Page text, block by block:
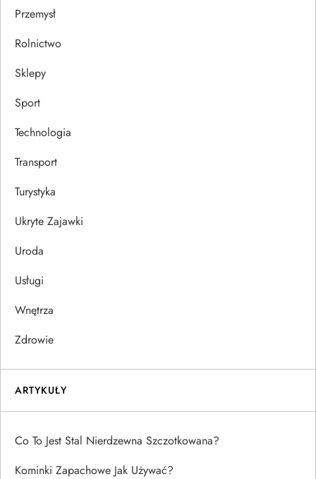
Przemysł
Rolnictwo
Sklepy
Sport
Technologia
Transport
Turystyka
Ukryte Zajawki
Uroda
Usługi
Wnętrza
Zdrowie
ARTYKUŁY
Co To Jest Stal Nierdzewna Szczotkowana?
Kominki Zapachowe Jak Używać?